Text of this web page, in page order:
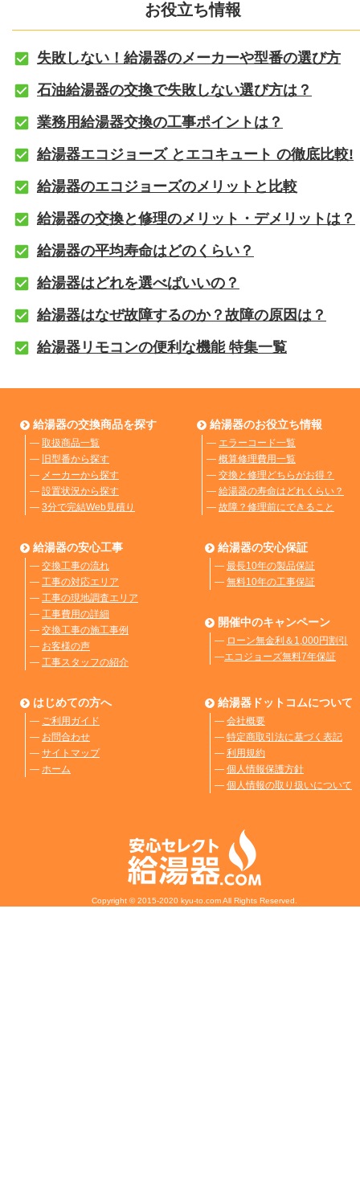
お役立ち情報
失敗しない！給湯器のメーカーや型番の選び方
石油給湯器の交換で失敗しない選び方は？
業務用給湯器交換の工事ポイントは？
給湯器エコジョーズ とエコキュート の徹底比較!
給湯器のエコジョーズのメリットと比較
給湯器の交換と修理のメリット・デメリットは？
給湯器の平均寿命はどのくらい？
給湯器はどれを選べばいいの？
給湯器はなぜ故障するのか？故障の原因は？
給湯器リモコンの便利な機能 特集一覧
給湯器の交換商品を探す
― 取扱商品一覧
― 旧型番から探す
― メーカーから探す
― 設置状況から探す
― 3分で完結Web見積り
給湯器のお役立ち情報
― エラーコード一覧
― 概算修理費用一覧
― 交換と修理どちらがお得？
― 給湯器の寿命はどれくらい？
― 故障？修理前にできること
給湯器の安心工事
― 交換工事の流れ
― 工事の対応エリア
― 工事の現地調査エリア
― 工事費用の詳細
― 交換工事の施工事例
― お客様の声
― 工事スタッフの紹介
給湯器の安心保証
― 最長10年の製品保証
― 無料10年の工事保証
開催中のキャンペーン
― ローン無金利＆1,000円割引
―エコジョーズ無料7年保証
はじめての方へ
― ご利用ガイド
― お問合わせ
― サイトマップ
― ホーム
給湯器ドットコムについて
― 会社概要
― 特定商取引法に基づく表記
― 利用規約
― 個人情報保護方針
― 個人情報の取り扱いについて
Copyright © 2015-2020 kyu-to.com All Rights Reserved.